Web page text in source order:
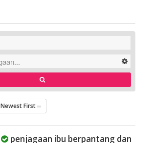
Newest First
penjagaan ibu berpantang dan